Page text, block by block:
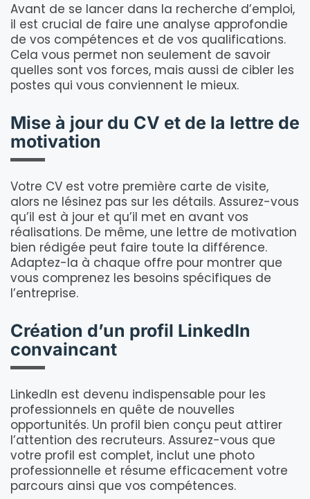
Avant de se lancer dans la recherche d’emploi,
il est crucial de faire une analyse approfondie
de vos compétences et de vos qualifications.
Cela vous permet non seulement de savoir
quelles sont vos forces, mais aussi de cibler les
postes qui vous conviennent le mieux.
Mise à jour du CV et de la lettre de
motivation
Votre CV est votre première carte de visite,
alors ne lésinez pas sur les détails. Assurez-vous
qu’il est à jour et qu’il met en avant vos
réalisations. De même, une lettre de motivation
bien rédigée peut faire toute la différence.
Adaptez-la à chaque offre pour montrer que
vous comprenez les besoins spécifiques de
l’entreprise.
Création d’un profil LinkedIn
convaincant
LinkedIn est devenu indispensable pour les
professionnels en quête de nouvelles
opportunités. Un profil bien conçu peut attirer
l’attention des recruteurs. Assurez-vous que
votre profil est complet, inclut une photo
professionnelle et résume efficacement votre
parcours ainsi que vos compétences.